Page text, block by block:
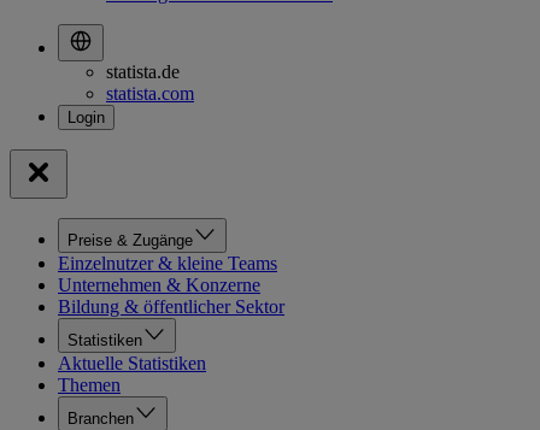
statista.de
statista.com
Preise & Zugänge
Einzelnutzer & kleine Teams
Unternehmen & Konzerne
Bildung & öffentlicher Sektor
Statistiken
Aktuelle Statistiken
Themen
Branchen